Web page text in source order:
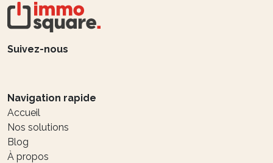
Suivez-nous
Navigation rapide
Accueil
Nos solutions
Blog
À propos